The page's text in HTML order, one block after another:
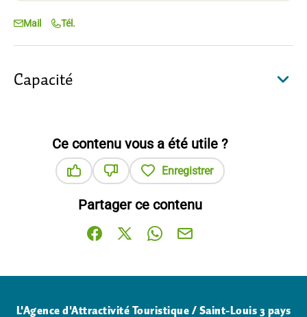
Capacité
Mail Tél.
Ce contenu vous a été utile ?
Enregistrer
Partager ce contenu
Partager sur Facebook (nouvelle fenêtre)
Partager sur X / Twitter (nouvelle
Partager sur WhatsApp
Partager par mail
L'Agence d'Attractivité Touristique / Saint-Louis 3 pays